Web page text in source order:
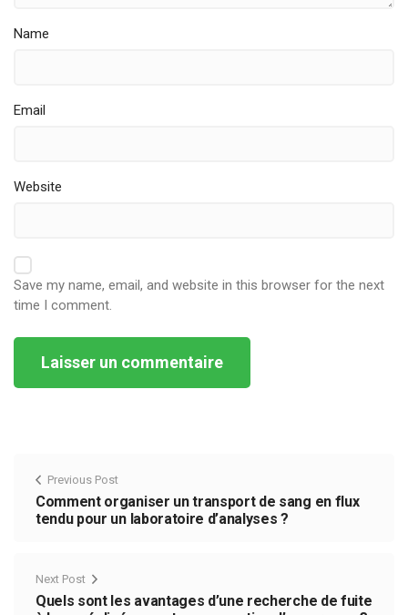
Name
Email
Website
Save my name, email, and website in this browser for the next
time I comment.
Previous Post
Comment organiser un transport de sang en flux
tendu pour un laboratoire d’analyses ?
Next Post
Quels sont les avantages d’une recherche de fuite